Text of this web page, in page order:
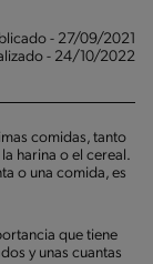
- 27/09/2021
- 24/10/2022
comidas, tanto
harina o el cereal.
o una comida, es
que tiene
y unas cuantas